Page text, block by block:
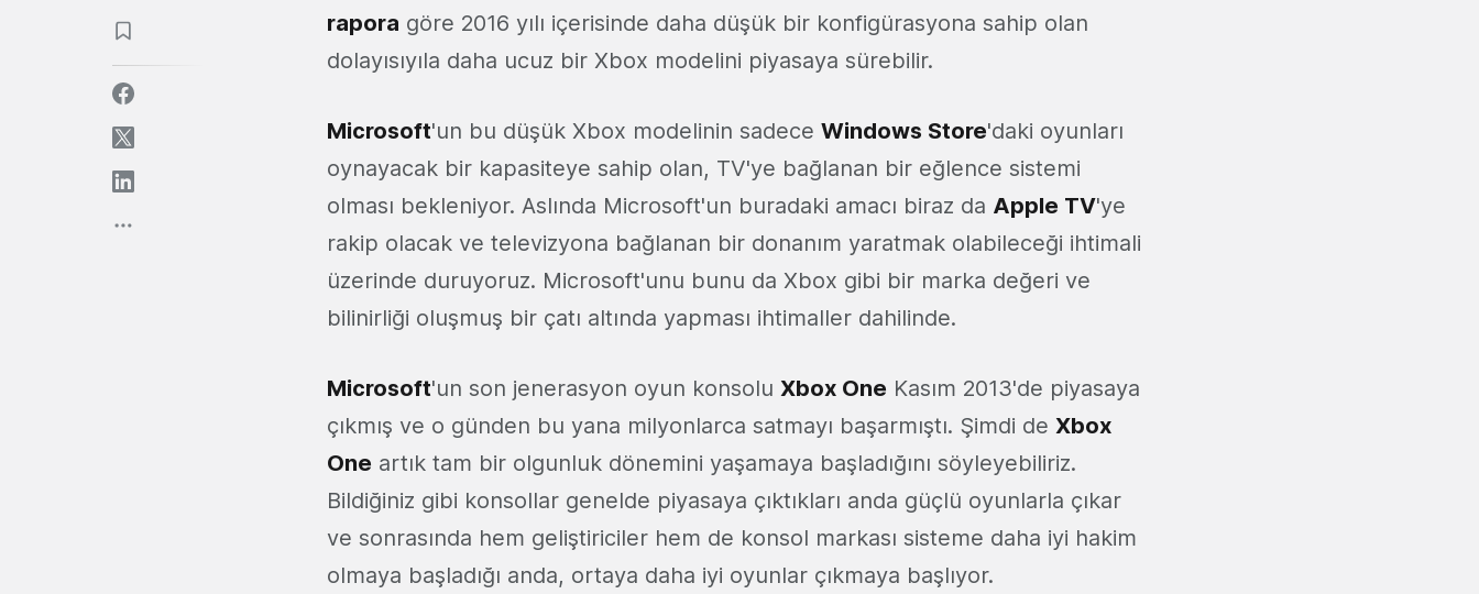
rapora göre 2016 yılı içerisinde daha düşük bir konfigürasyona sahip olan
dolayısıyıla daha ucuz bir Xbox modelini piyasaya sürebilir.
Microsoft'un bu düşük Xbox modelinin sadece Windows Store'daki oyunları
oynayacak bir kapasiteye sahip olan, TV'ye bağlanan bir eğlence sistemi
olması bekleniyor. Aslında Microsoft'un buradaki amacı biraz da Apple TV'ye
rakip olacak ve televizyona bağlanan bir donanım yaratmak olabileceği ihtimali
üzerinde duruyoruz. Microsoft'unu bunu da Xbox gibi bir marka değeri ve
bilinirliği oluşmuş bir çatı altında yapması ihtimaller dahilinde.
Microsoft'un son jenerasyon oyun konsolu Xbox One Kasım 2013'de piyasaya
çıkmış ve o günden bu yana milyonlarca satmayı başarmıştı. Şimdi de Xbox
One artık tam bir olgunluk dönemini yaşamaya başladığını söyleyebiliriz.
Bildiğiniz gibi konsollar genelde piyasaya çıktıkları anda güçlü oyunlarla çıkar
ve sonrasında hem geliştiriciler hem de konsol markası sisteme daha iyi hakim
olmaya başladığı anda, ortaya daha iyi oyunlar çıkmaya başlıyor.